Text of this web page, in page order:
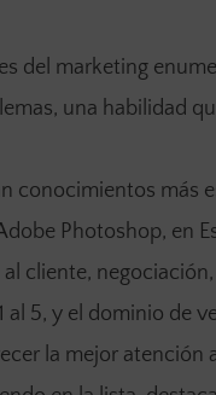
del marketing
una habilidad
conocimientos más
Photoshop, en
cliente,
al 5, y el dominio de
la mejor atención